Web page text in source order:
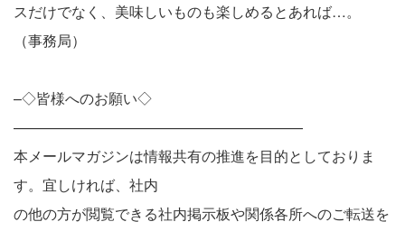
スだけでなく、美味しいものも楽しめるとあれば…。
（事務局）
–◇皆様へのお願い◇
————————————————————
本メールマガジンは情報共有の推進を目的としておりま
す。宜しければ、社内
の他の方が閲覧できる社内掲示板や関係各所へのご転送を